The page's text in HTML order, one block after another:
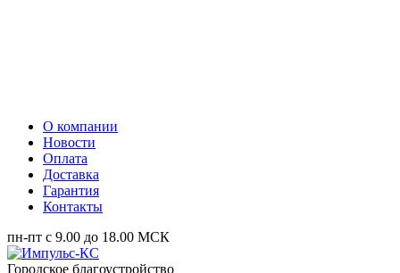
О компании
Новости
Оплата
Доставка
Гарантия
Контакты
пн-пт с 9.00 до 18.00 МСК
Городское благоустройство